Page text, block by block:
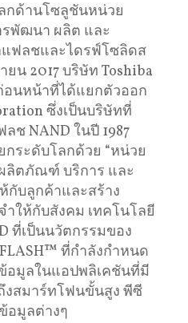
กด้านโซลูชันหน่วย
พัฒนา ผลิต และ
ฟลชและไดรฟ์โซลิดส
ยน 2017 บริษัท Toshiba
อนหน้าที่ได้แยกตัวออก
ซึ่งเป็นบริษัทที่
NAND ในปี 1987
ระดับโลกด้วย “หน่วย
ลิตภัณฑ์ บริการ และ
กับลูกค้าและสร้าง
ให้กับสังคม เทคโนโลยี
ที่เป็นนวัตกรรมของ
ที่กำลังกำหนด
อมูลในแอปพลิเคชันที่มี
สมาร์ทโฟนขั้นสูง พีซี
อมูลต่างๆ